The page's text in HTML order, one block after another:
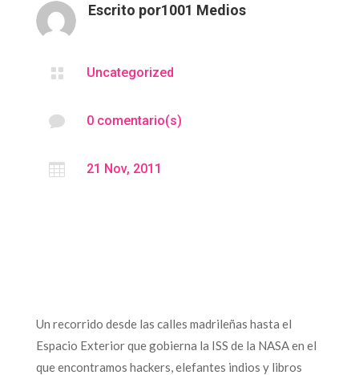
Escrito por1001 Medios
 Uncategorized
 0 comentario(s)
 21 Nov, 2011
Un recorrido desde las calles madrileñas hasta el
Espacio Exterior que gobierna la ISS de la NASA en el
que encontramos hackers, elefantes indios y libros